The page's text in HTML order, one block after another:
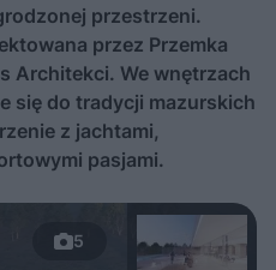
przestrzeni.
przez Przemka
Architekci. We wnętrzach
się do tradycji mazurskich
z jachtami,
pasjami.
5